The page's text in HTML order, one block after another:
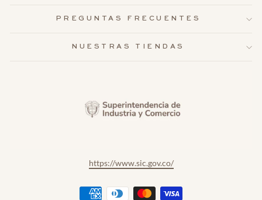
PREGUNTAS FRECUENTES
NUESTRAS TIENDAS
https://www.sic.gov.co/